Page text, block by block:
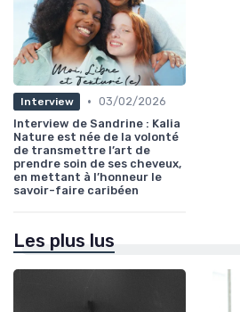
Interview • 03/02/2026
Interview de Sandrine : Kalia
Nature est née de la volonté
de transmettre l’art de
prendre soin de ses cheveux,
en mettant à l’honneur le
savoir-faire caribéen
Les plus lus